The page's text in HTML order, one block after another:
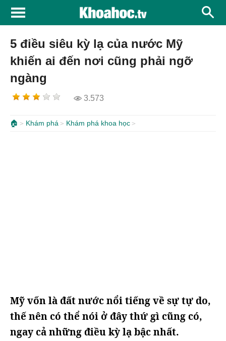
5 điều siêu kỳ lạ của nước Mỹ
khiến ai đến nơi cũng phải ngỡ
ngàng
3.573
🏠 Khám phá Khám phá khoa học
Mỹ vốn là đất nước nổi tiếng về sự tự do,
thế nên có thể nói ở đây thứ gì cũng có,
ngay cả những điều kỳ lạ bậc nhất.